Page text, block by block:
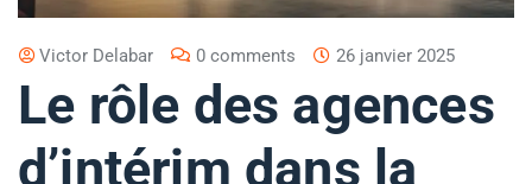
Victor Delabar 0 comments 26 janvier 2025
Le rôle des agences
d’intérim dans la